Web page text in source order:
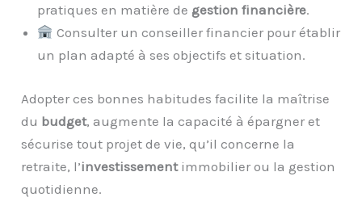
pratiques en matière de gestion financière.
Consulter un conseiller financier pour établir
un plan adapté à ses objectifs et situation.
Adopter ces bonnes habitudes facilite la maîtrise
du budget, augmente la capacité à épargner et
sécurise tout projet de vie, qu’il concerne la
retraite, l’investissementimmobilier ou la gestion
quotidienne.